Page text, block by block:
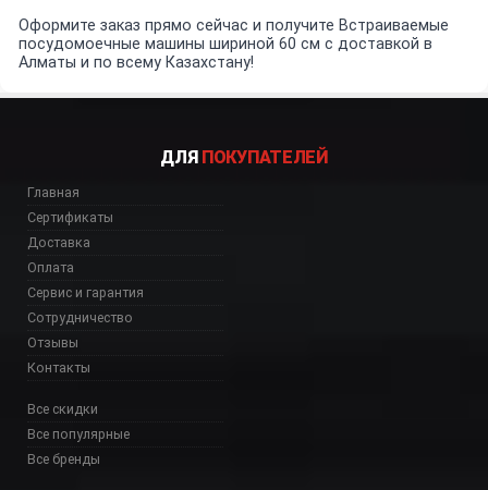
Оформите заказ прямо сейчас и получите Встраиваемые
посудомоечные машины шириной 60 см с доставкой в
Алматы и по всему Казахстану!
ДЛЯ ПОКУПАТЕЛЕЙ
Главная
Сертификаты
Доставка
Оплата
Сервис и гарантия
Сотрудничество
Отзывы
Контакты
Все скидки
Все популярные
Все бренды